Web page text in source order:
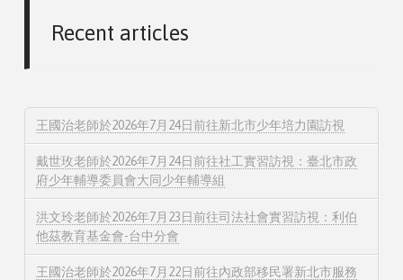
Recent articles
王國治老師於2026年7月24日前往新北市少年培力園訪視
戴世玫老師於2026年7月24日前往社工實習訪視：臺北市政
府少年輔導委員會大同少年輔導組
洪文玲老師於2026年7月23日前往司法社會實習訪視：利伯
他茲教育基金會-台中分會
王國治老師於2026年7月22日前往內政部移民署新北市服務